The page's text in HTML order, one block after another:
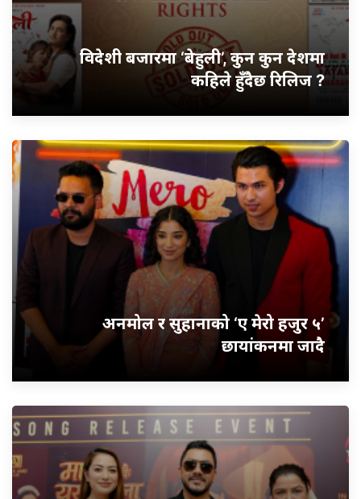
विदेशी बजारमा ‘बेहुली’, कुन कुन देशमा
कहिले हुँदैछ रिलिज ?
अनमोल र सुहानाको ‘ए मेरो हजुर ५’
छायांकनमा जादै